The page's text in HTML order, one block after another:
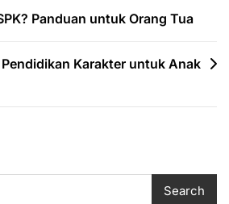
Panduan untuk Orang Tua
Karakter untuk Anak
Search